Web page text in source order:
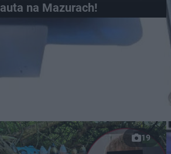
auta na Mazurach!
19